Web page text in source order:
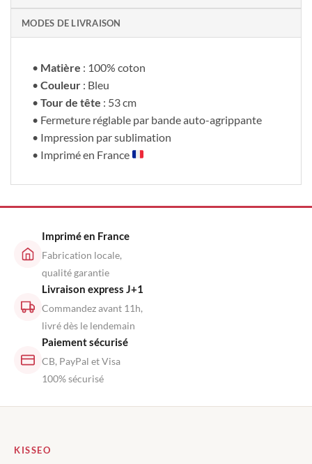
MODES DE LIVRAISON
• Matière : 100% coton
• Couleur : Bleu
• Tour de tête : 53 cm
• Fermeture réglable par bande auto-agrippante
• Impression par sublimation
• Imprimé en France
Imprimé en France
Fabrication locale,
qualité garantie
Livraison express J+1
Commandez avant 11h,
livré dès le lendemain
Paiement sécurisé
CB, PayPal et Visa
100% sécurisé
KISSEO